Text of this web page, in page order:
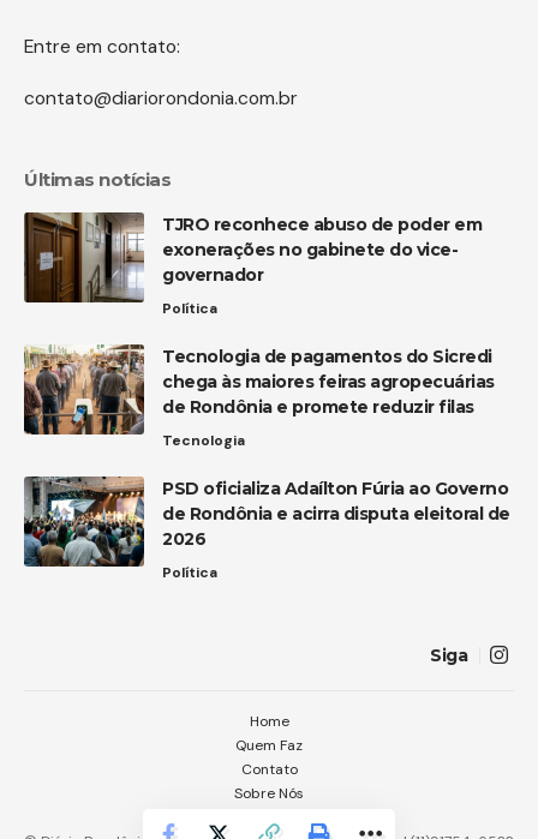
Entre em contato:
contato@diariorondonia.com.br
Últimas notícias
TJRO reconhece abuso de poder em
exonerações no gabinete do vice-
governador
Política
Tecnologia de pagamentos do Sicredi
chega às maiores feiras agropecuárias
de Rondônia e promete reduzir filas
Tecnologia
PSD oficializa Adaílton Fúria ao Governo
de Rondônia e acirra disputa eleitoral de
2026
Política
Siga
Home
Quem Faz
Contato
Sobre Nós